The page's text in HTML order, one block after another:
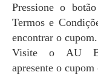
Pressione o
Termos e
encontrar o cupom.
Visite o AU
apresente o